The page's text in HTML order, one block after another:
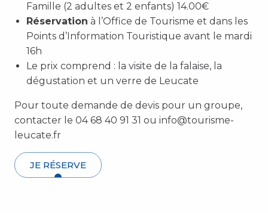
Famille (2 adultes et 2 enfants) 14.00€
Réservation à l’Office de Tourisme et dans les
Points d’Information Touristique avant le mardi
16h
Le prix comprend : l a visite de la falaise, la
dégustation et un verre de Leucate
Pour toute demande de devis pour un groupe,
contacter le 04 68 40 91 31 ou info@tourisme-
leucate.fr
JE RÉSERVE